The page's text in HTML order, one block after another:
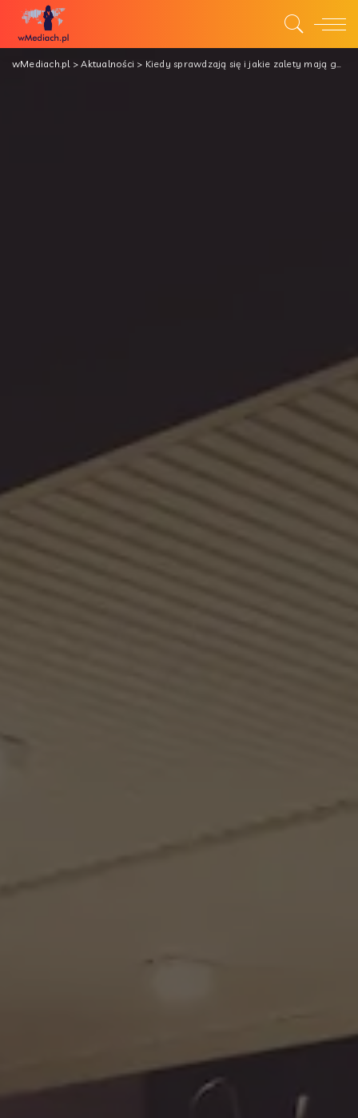
wMediach.pl>Aktualności > Kiedy sprawdzają się i jakie zalety mają gazowe zbiorniki na własność?